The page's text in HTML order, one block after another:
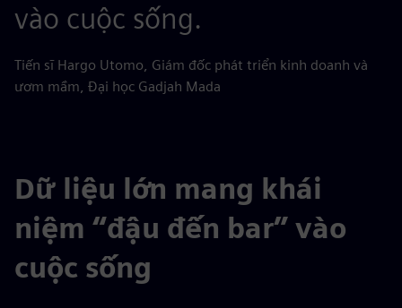
vào cuộc sống.
Tiến sĩ Hargo Utomo, Giám đốc phát triển kinh doanh và
ươm mầm, Đại học Gadjah Mada
Dữ liệu lớn mang khái
niệm “đậu đến bar” vào
cuộc sống